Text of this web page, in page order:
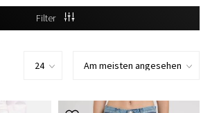
Filter